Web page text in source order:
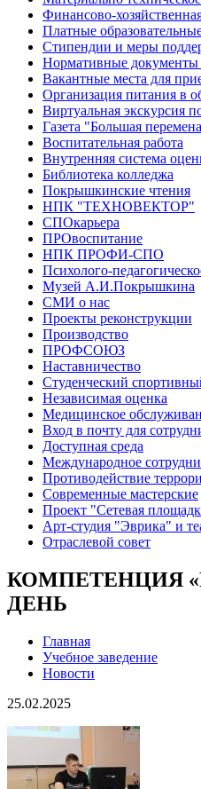
Финансово-
Платные
Стипендии и меры
Нормативные документы
Вакантные места для
Организация питания в
Виртуальная экскурсия
Газета "Большая
Воспитательная работа
Внутренняя система
Библиотека колледжа
Покрышкинские чтения
НПК "ТЕХНОВЕКТОР"
СПОкарьера
ПРОвоспитание
НПК ПРОФИ-СПО
Психолого-
Музей А.И.Покрышкина
СМИ о нас
Проекты реконструкции
Производство
ПРОФСОЮЗ
Наставничество
Студенческий
Независимая оценка
Медицинское
Вход в почту для
Доступная среда
Международное
Противодействие
Современные мастерские
Проект "Сетевая
Арт-студия "Эврика" и
Отраслевой совет
КОМПЕТЕНЦИЯ
ДЕНЬ
Главная
Учебное заведение
Новости
25.02.2025